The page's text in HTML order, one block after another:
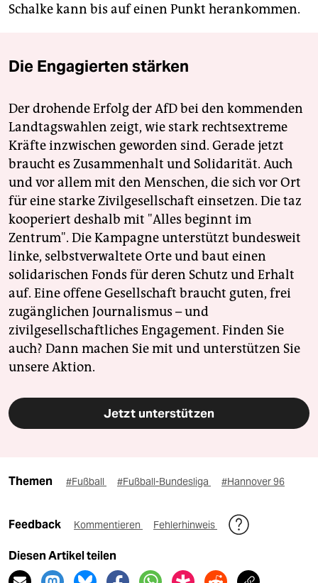
Schalke kann bis auf einen Punkt herankommen.
Die Engagierten stärken
Der drohende Erfolg der AfD bei den kommenden
Landtagswahlen zeigt, wie stark rechtsextreme
Kräfte inzwischen geworden sind. Gerade jetzt
braucht es Zusammenhalt und Solidarität. Auch
und vor allem mit den Menschen, die sich vor Ort
für eine starke Zivilgesellschaft einsetzen. Die taz
kooperiert deshalb mit "Alles beginnt im
Zentrum". Die Kampagne unterstützt bundesweit
linke, selbstverwaltete Orte und baut einen
solidarischen Fonds für deren Schutz und Erhalt
auf. Eine offene Gesellschaft braucht guten, frei
zugänglichen Journalismus – und
zivilgesellschaftliches Engagement. Finden Sie
auch? Dann machen Sie mit und unterstützen Sie
unsere Aktion.
Jetzt unterstützen
Themen #Fußball #Fußball-Bundesliga #Hannover 96
Feedback Kommentieren Fehlerhinweis
Diesen Artikel teilen